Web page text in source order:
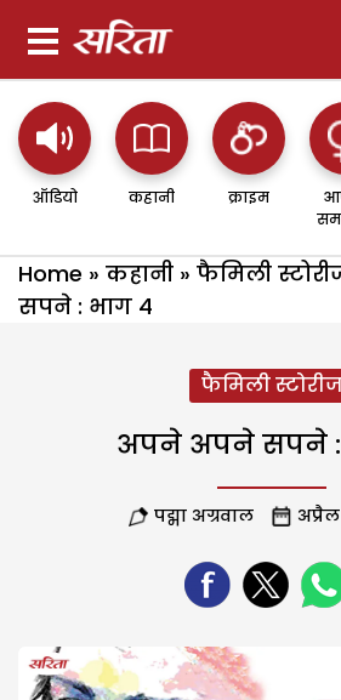
ऑडियो कहानी क्राइम
Home » कहानी » फैमिली
सपने : भाग 4
फैमिली स्टोरीज
अपने अपने सपने :
पद्मा अग्रवाल अप्रैल